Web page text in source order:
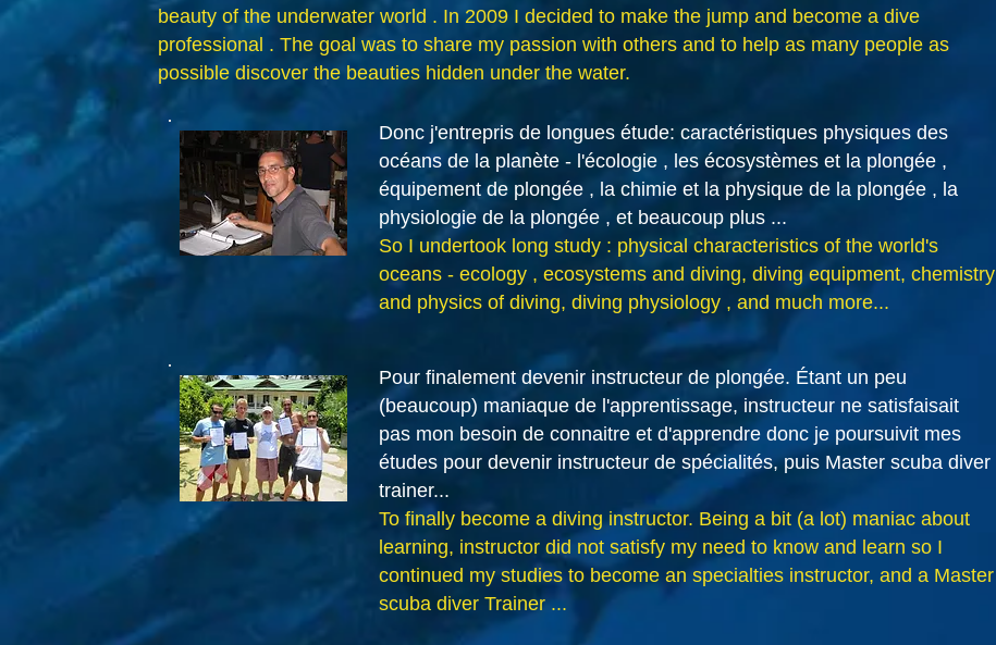
beauty of the underwater world . In 2009 I decided to make the jump and become a dive
professional . The goal was to share my passion with others and to help as many people as
possible discover the beauties hidden under the water.
Donc j'entrepris de longues étude: caractéristiques physiques des
océans de la planète - l'écologie , les écosystèmes et la plongée ,
équipement de plongée , la chimie et la physique de la plongée , la
physiologie de la plongée , et beaucoup plus ...
So I undertook long study : physical characteristics of the world's
oceans - ecology , ecosystems and diving, diving equipment, chemistry
and physics of diving, diving physiology , and much more...
Pour finalement devenir instructeur de plongée. Étant un peu
(beaucoup) maniaque de l'apprentissage, instructeur ne satisfaisait
pas mon besoin de connaitre et d'apprendre donc je poursuivit mes
études pour devenir instructeur de spécialités, puis Master scuba diver
trainer...
To finally become a diving instructor. Being a bit (a lot) maniac about
learning, instructor did not satisfy my need to know and learn so I
continued my studies to become an specialties instructor, and a Master
scuba diver Trainer ...